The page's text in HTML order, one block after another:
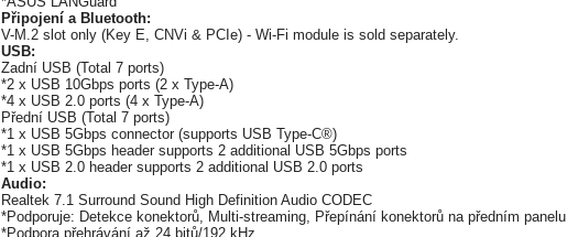
Připojení a Bluetooth:
V-M.2 slot only (Key E, CNVi & PCIe) - Wi-Fi module is sold separately.
USB:
Zadní USB (Total 7 ports)
*2 x USB 10Gbps ports (2 x Type-A)
*4 x USB 2.0 ports (4 x Type-A)
Přední USB (Total 7 ports)
*1 x USB 5Gbps connector (supports USB Type-C®)
*1 x USB 5Gbps header supports 2 additional USB 5Gbps ports
*1 x USB 2.0 header supports 2 additional USB 2.0 ports
Audio:
Realtek 7.1 Surround Sound High Definition Audio CODEC
*Podporuje: Detekce konektorů, Multi-streaming, Přepínání konektorů na předním panelu
*Podpora přehrávání až 24 bitů/192 kHz